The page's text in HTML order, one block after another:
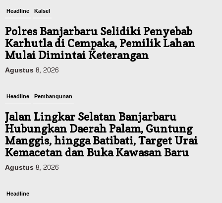
Headline Kalsel
Polres Banjarbaru Selidiki Penyebab
Karhutla di Cempaka, Pemilik Lahan
Mulai Dimintai Keterangan
Agustus 8, 2026
Headline Pembangunan
Jalan Lingkar Selatan Banjarbaru
Hubungkan Daerah Palam, Guntung
Manggis, hingga Batibati, Target Urai
Kemacetan dan Buka Kawasan Baru
Agustus 8, 2026
Headline